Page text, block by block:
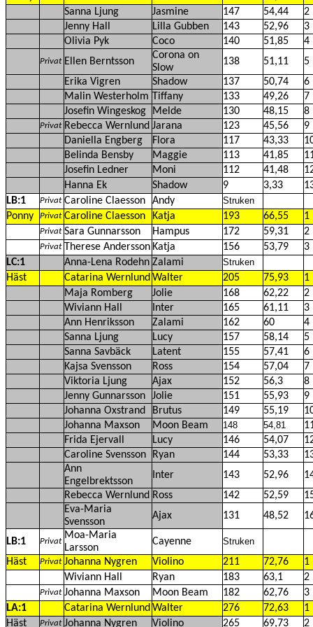
Sanna Ljung
Jasmine 147 54,44
2
Jenny Hall
Lilla Gubben 143 52,96
3
Olivia Pyk
Coco 140 51,85 4
Privat Ellen Berntsson
Corona on
Slow
138 51,11
5
Erika Vigren
Shadow 137 50,74
6
Malin Westerholm Tiffany 133 49,26
7
Josefin Wingeskog
Melde 130 48,15 8
Privat Rebecca Wernlund Jarana 123 45,56
9
Daniella Engberg
Flora 117 43,33
Belinda Bensby
Maggie 113 41,85
Josefin Ledner
Moni 112 41,48
Hanna Ek
Shadow 9 3,33
LB:1
Privat Caroline Claesson Andy Struken
Ponny Privat Caroline Claesson Katja 193 66,55 1
Privat Sara Gunnarsson Hampus 172 59,31 2
Privat Therese Andersson Katja 156 53,79
3
LC:1
Anna-Lena Rodehn Zalami Struken
Häst Catarina WernlundWalter 205 75,93
1
Maja Romberg
Jolie 168 62,22
2
Wiviann Hall
Inter 165 61,11
3
Ann Henriksson
Zalami 162 60
4
Sanna Ljung
Lucy 157 58,14
5
Sanna Savbäck
Latent 155 57,41
6
Kajsa Svensson
Ross 154 57,04
7
Viktoria Ljung
Ajax 152 56,3
8
Jenny Gunnarsson
Jolie 151 55,93
9
Johanna Oxstrand
Brutus 149 55,19
Johanna Maxson
Moon Beam 148 54,81
Frida Ejervall
Lucy 146 54,07
Caroline Svensson
Ryan 144 53,33
Ann
Engelbrektsson
Inter 143 52,96
Rebecca Wernlund Ross 142 52,59
Eva-Maria
Svensson
Ajax 131 48,52
LB:1 Privat
Moa-Maria
Larsson
Cayenne Struken
Häst Privat Johanna Nygren Violino 211 72,76
1
Wiviann Hall
Ryan 183 63,1 2
Privat Johanna Maxson Moon Beam 182 62,76
3
LA:1
Catarina WernlundWalter 276 72,63
1
Häst
Privat Johanna Nygren Violino 265 69,73
2